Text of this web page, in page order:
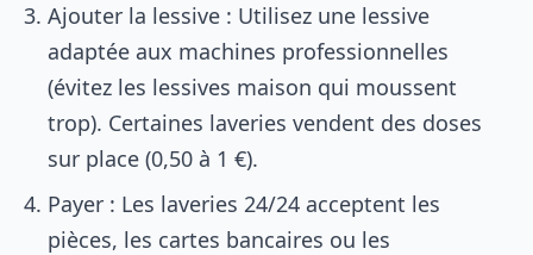
Ajouter la lessive : Utilisez une lessive
adaptée aux machines professionnelles
(évitez les lessives maison qui moussent
trop). Certaines laveries vendent des doses
sur place (0,50 à 1 €).
Payer : Les laveries 24/24 acceptent les
pièces, les cartes bancaires ou les